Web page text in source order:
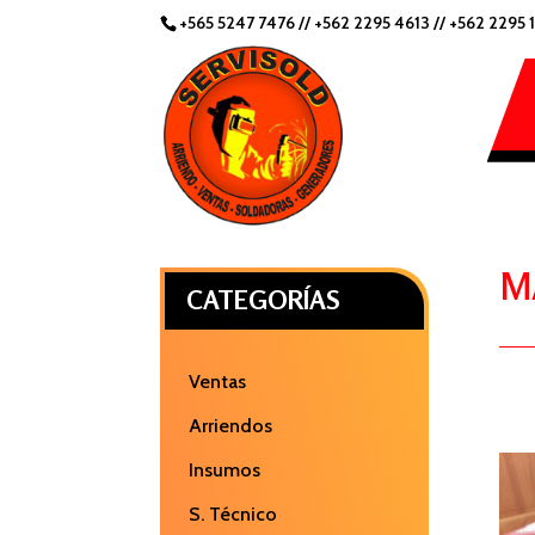
+565 5247 7476// +562 2295 4613 // +562 2295
CATEGORÍAS
Ventas
Arriendos
Insumos
S. Técnico